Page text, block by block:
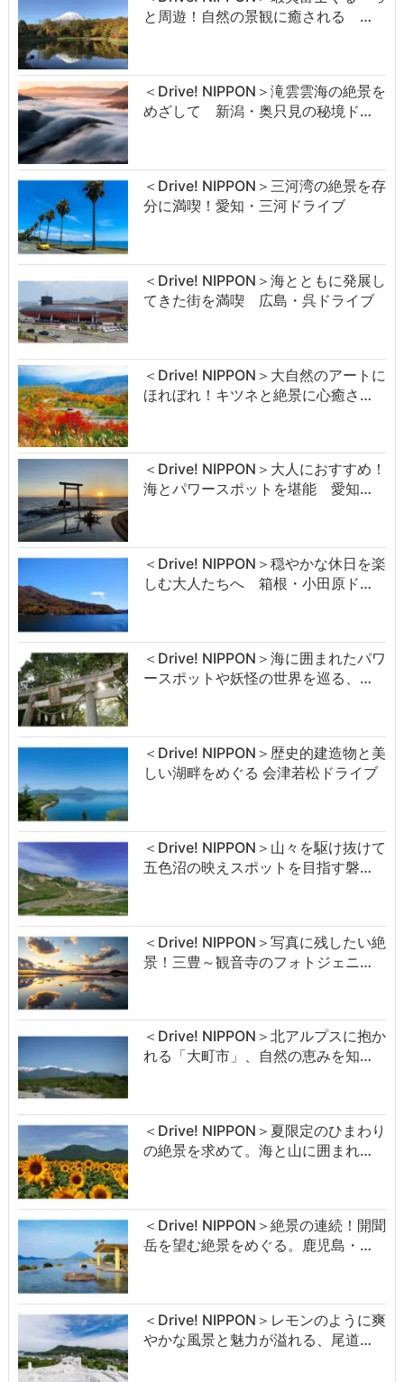
と周遊！自然の景観に癒される …
＜Drive! NIPPON＞滝雲雲海の絶景を
めざして 新潟・奥只見の秘境ド…
＜Drive! NIPPON＞三河湾の絶景を存
分に満喫！愛知・三河ドライブ
＜Drive! NIPPON＞海とともに発展し
てきた街を満喫 広島・呉ドライブ
＜Drive! NIPPON＞大自然のアートに
ほれぼれ！キツネと絶景に心癒さ…
＜Drive! NIPPON＞大人におすすめ！
海とパワースポットを堪能 愛知…
＜Drive! NIPPON＞穏やかな休日を楽
しむ大人たちへ 箱根・小田原ド…
＜Drive! NIPPON＞海に囲まれたパワ
ースポットや妖怪の世界を巡る、…
＜Drive! NIPPON＞歴史的建造物と美
しい湖畔をめぐる 会津若松ドライブ
＜Drive! NIPPON＞山々を駆け抜けて
五色沼の映えスポットを目指す磐…
＜Drive! NIPPON＞写真に残したい絶
景！三豊～観音寺のフォトジェニ…
＜Drive! NIPPON＞北アルプスに抱か
れる「大町市」、自然の恵みを知…
＜Drive! NIPPON＞夏限定のひまわり
の絶景を求めて。海と山に囲まれ…
＜Drive! NIPPON＞絶景の連続！開聞
岳を望む絶景をめぐる。鹿児島・…
＜Drive! NIPPON＞レモンのように爽
やかな風景と魅力が溢れる、尾道…